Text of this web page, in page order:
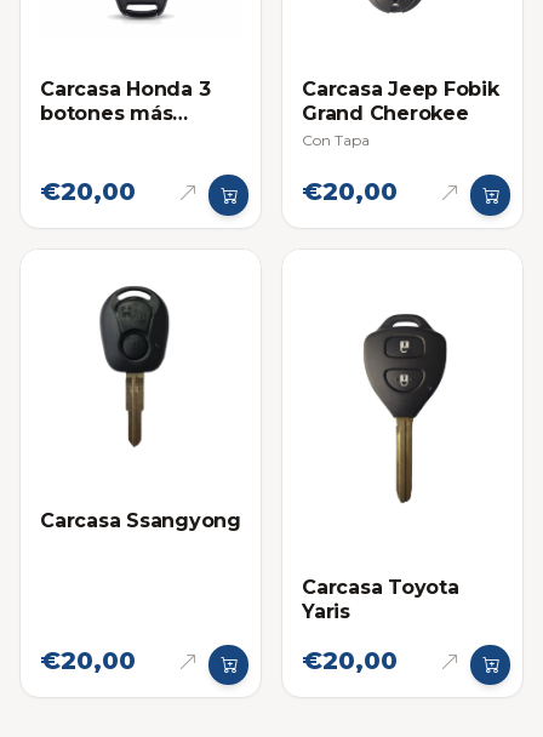
Carcasa Honda 3
botones más
€20,00
Carcasa Jeep Fobik
Grand Cherokee
Con Tapa
€20,00
Carcasa Ssangyong
€20,00
Carcasa Toyota
Yaris
€20,00